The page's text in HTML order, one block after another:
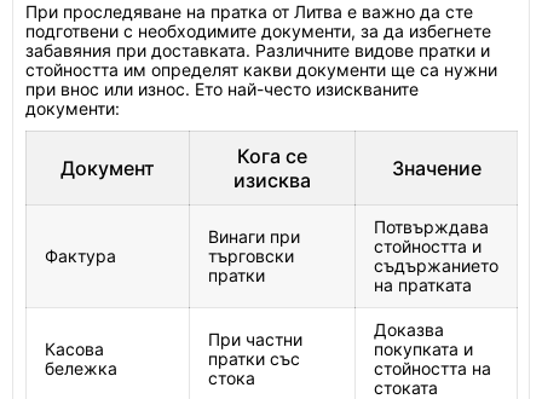
При проследяване на пратка от Литва е важно да сте
подготвени с необходимите документи, за да избегнете
забавяния при доставката. Различните видове пратки и
стойността им определят какви документи ще са нужни
при внос или износ. Ето най-често изискваните
документи:
Документ
Кога се
изисква
Значение
Фактура
Винаги при
търговски
пратки
Потвърждава
стойността и
съдържанието
на пратката
Касова
бележка
При частни
пратки със
стока
Доказва
покупката и
стойността на
стоката